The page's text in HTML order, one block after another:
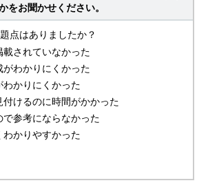
をお聞かせください。
点はありましたか？
載されていなかった
がわかりにくかった
わかりにくかった
付けるのに時間がかかった
で参考にならなかった
わかりやすかった